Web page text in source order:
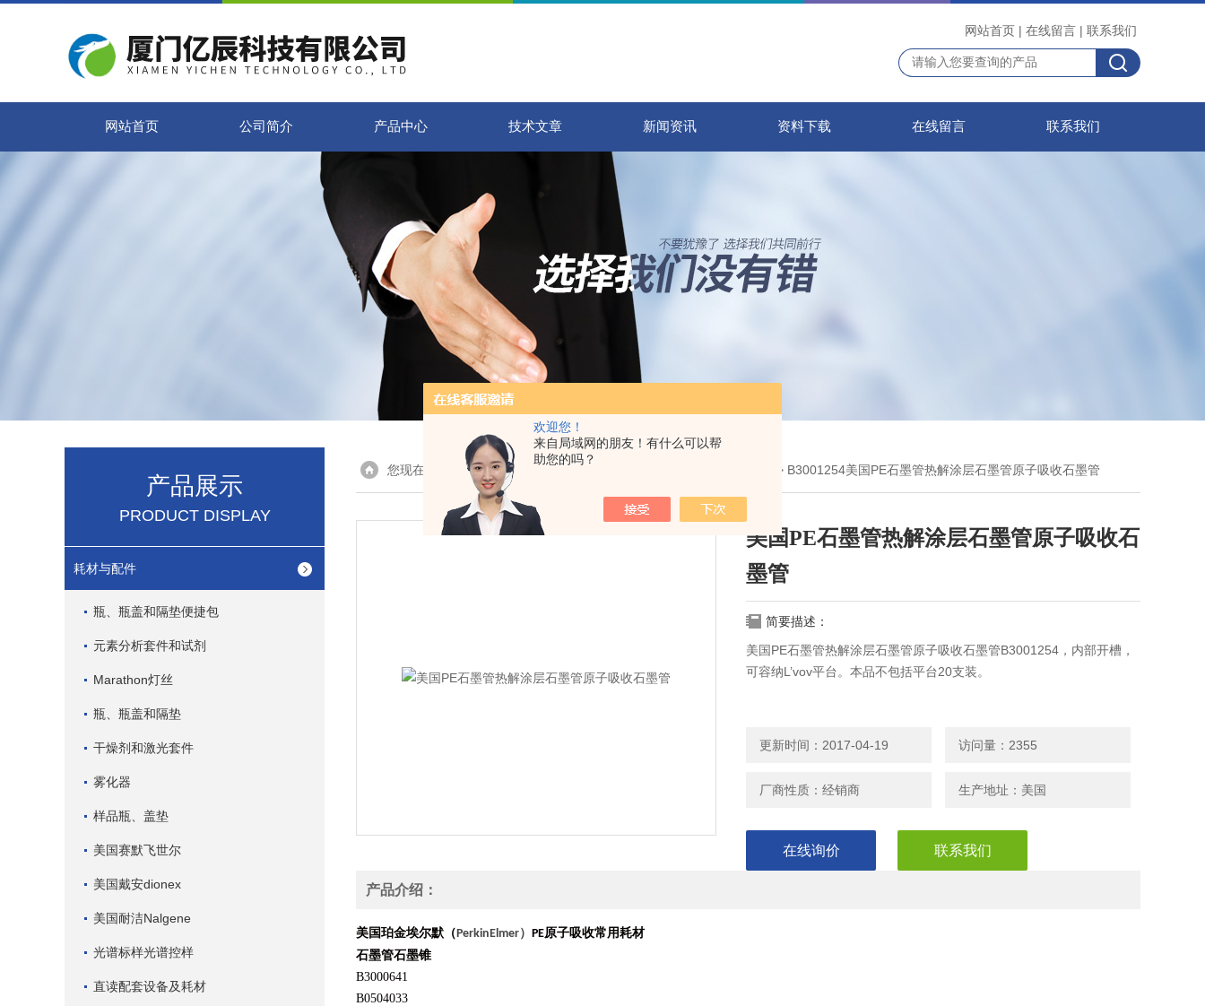
欢迎您！
来自局域网的朋友！有什么可以帮
助您的吗？
网站首页 | 在线留言 | 联系我们
网站首页 公司简介 产品中心 技术文章 新闻资讯 资料下载 在线留言 联系我们
产品展示
PRODUCT DISPLAY
耗材与配件
瓶、瓶盖和隔垫便捷包
元素分析套件和试剂
Marathon灯丝
瓶、瓶盖和隔垫
干燥剂和激光套件
雾化器
样品瓶、盖垫
美国赛默飞世尔
美国戴安dionex
美国耐洁Nalgene
光谱标样光谱控样
直读配套设备及耗材
您现在的位置：首页> 产品展示 > 耗材与配件 > B3001254美国PE石墨管热解涂层石墨管原子吸收石墨管
美国PE石墨管热解涂层石墨管原子吸收石
墨管
简要描述：
美国PE石墨管热解涂层石墨管原子吸收石墨管B3001254，内部开槽，
可容纳L’vov平台。本品不包括平台20支装。
更新时间：2017-04-19 访问量：2355
厂商性质：经销商 生产地址：美国
在线询价 联系我们
产品介绍：
美国珀金埃尔默（PerkinElmer） PE原子吸收常用耗材
石墨管石墨锥
B3000641
B0504033